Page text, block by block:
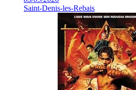
Saint-Denis-les-Rebais